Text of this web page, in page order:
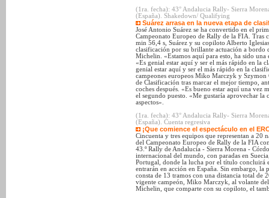
(1ra. fecha): 43° Andalucia Rally- Sierra
(España). Shakedown/ Qualifying
Suárez arrasa en la nueva etapa de
José Antonio Suárez se ha convertido en el
Campeonato Europeo de Rally de la FIA. Tras
min 56,4 s, Suárez y su copiloto Alberto
clasificación por su brillante actuación a bordo
Michelin. «Estamos aquí para esto, ha sido
«Es genial estar aquí y ser el más rápido en la
genial estar aquí y ser el más rápido en la
campeones europeos Miko Marczyk y Szymon
de Clasificación tras marcar el mejor tiempo,
coches después. «Es bueno estar aquí una
el segundo puesto. «Me gustaría aprovechar
aspectos».
(1ra. fecha): 43° Andalucia Rally- Sierra
(España). Cuenta regresiva
¡Que comience el espectáculo en el
Cincuenta y tres equipos que representan a 20
del Campeonato Europeo de Rally de la FIA
43.º Rally de Andalucía - Sierra Morena -
internacional del mundo, con paradas en
Portugal, donde la lucha por el título concluirá
entrarán en acción en España. Sin embargo,
consta de 13 tramos con una distancia total de
vigente campeón, Miko Marczyk, al volante
Michelin, que comparte con su copiloto, el